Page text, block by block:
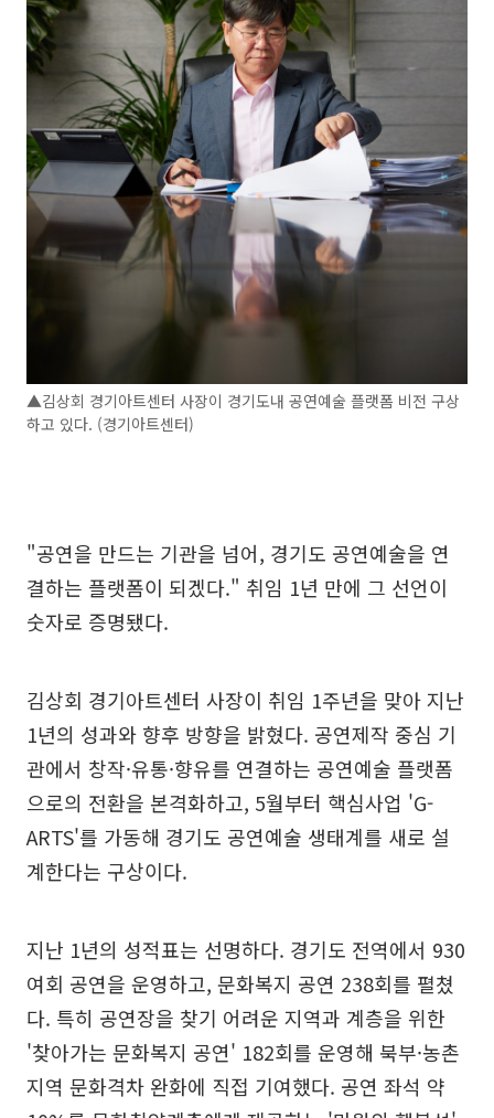
▲김상회 경기아트센터 사장이 경기도내 공연예술 플랫폼 비전 구상
하고 있다. (경기아트센터)
"공연을 만드는 기관을 넘어, 경기도 공연예술을 연
결하는 플랫폼이 되겠다." 취임 1년 만에 그 선언이
숫자로 증명됐다.
김상회 경기아트센터 사장이 취임 1주년을 맞아 지난
1년의 성과와 향후 방향을 밝혔다. 공연제작 중심 기
관에서 창작·유통·향유를 연결하는 공연예술 플랫폼
으로의 전환을 본격화하고, 5월부터 핵심사업 'G-
ARTS'를 가동해 경기도 공연예술 생태계를 새로 설
계한다는 구상이다.
지난 1년의 성적표는 선명하다. 경기도 전역에서 930
여회 공연을 운영하고, 문화복지 공연 238회를 펼쳤
다. 특히 공연장을 찾기 어려운 지역과 계층을 위한
'찾아가는 문화복지 공연' 182회를 운영해 북부·농촌
지역 문화격차 완화에 직접 기여했다. 공연 좌석 약